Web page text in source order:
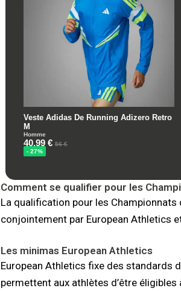
Comment se qualifier pour les
La qualification pour les Championnats
conjointement par European Athletics
Les minimas European Athletics
European Athletics fixe des standards
permettent aux athlètes d’être